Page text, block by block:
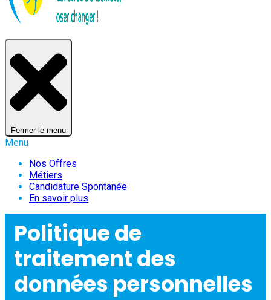
Fermer le menu
Menu
Nos Offres
Métiers
Candidature Spontanée
En savoir plus
Politique de
traitement des
données personnelles